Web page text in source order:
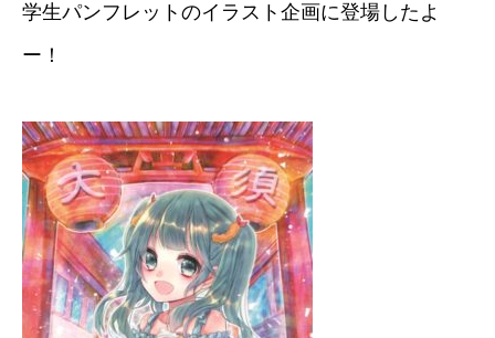
学生パンフレットのイラスト企画に登場したよ
ー！